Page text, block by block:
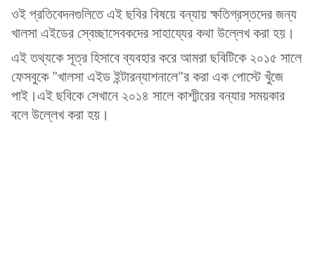
ওই প্রতিবেদনগুলিতে এই ছবির বিষয়ে বন্যায় ক্ষতিগ্রস্তদের জন্য
খালসা এইডের স্বেচ্ছাসেবকদের সাহায্যের কথা উল্লেখ করা হয়।
এই তথ্যকে সূত্র হিসাবে ব্যবহার করে আমরা ছবিটিকে ২০১৫ সালে
ফেসবুকে "খালসা এইড ইন্টারন্যাশনালে"র করা এক পোস্টে খুঁজে
পাই।এই ছবিকে সেখানে ২০১৪ সালে কাশ্মীরের বন্যার সময়কার
বলে উল্লেখ করা হয়।